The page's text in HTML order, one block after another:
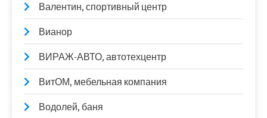
Валентин, спортивный центр
Вианор
ВИРАЖ-АВТО, автотехцентр
ВитОМ, мебельная компания
Водолей, баня